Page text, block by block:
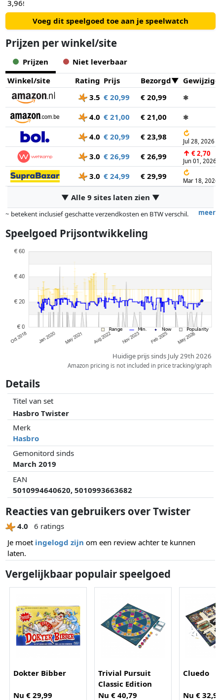
3,96!
Voeg dit speelgoed toe aan je speelwatch
Prijzen per winkel/site
Prijzen
Niet leverbaar
Winkel/site
Rating Prijs Bezorgd
Gewijzigd
3.5 € 20,99 € 20,99 ✱
4.0 € 21,00 € 21,00 ✱
4.0 € 20,99 € 23,98 ↻
Jul 28, 2026
3.0 € 26,99 € 26,99 ↑ € 2,70
Jun 01, 2026
3.0 € 24,99 € 29,99 ↻
Mar 18, 2026
▼ Alle 9 sites laten zien ▼
meer
~ betekent inclusief geschatte verzendkosten en BTW verschil.
gewicht.
partners hebben hier geen enkele invoed op. Alleen bij gelijke prijzen
kunnen historische prestaties de volgorde beïnvloeden.
Speelgoed Prijsontwikkeling
Huidige prijs sinds July 29th 2026
Amazon pricing is not included in price tracking/graph
Details
Titel van set
Hasbro Twister
Merk
Hasbro
Gemonitord sinds
March 2019
EAN
5010994640620, 5010993663682
Reacties van gebruikers over Twister
4.0
6 ratings
Je moet ingelogd zijn om een review achter te kunnen
laten.
Vergelijkbaar populair speelgoed
Dokter Bibber
Nu € 29,99
Trivial Pursuit
Classic Edition
Nu € 40,79
Cluedo
Nu €